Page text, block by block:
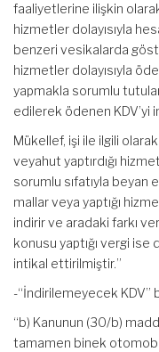
faaliyetlerine ilişkin
hizmetler dolayısıyla
benzeri vesikalarda
hizmetler dolayısıyla
yapmakla sorumlu
edilerek ödenen KDV’yi
Mükellef, işi ile ilgili
veyahut yaptırdığı
sorumlu sıfatıyla
mallar veya yaptığı
indirir ve aradaki farkı
konusu yaptığı vergi
intikal ettirilmiştir.”
-“İndirilemeyecek KDV”
“b) Kanunun (30/b)
tamamen binek